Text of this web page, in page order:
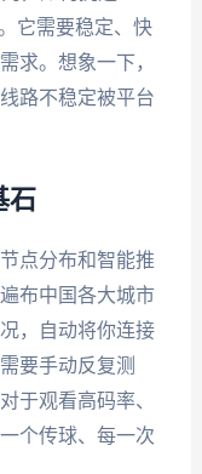
它需要稳定、快
求。想象一下，
路不稳定被平台
石
点分布和智能推
布中国各大城市
，自动将你连接
要手动反复测
于观看高码率、
个传球、每一次